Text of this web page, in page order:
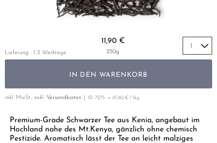
EMPFEHLUNGEN
GELBER TEE
SETS & GIFTS
PHOENIX DANCONG
ZHANGPING SHUI XIAN
JAPAN
THAILAND
EMPFEHLUNGEN
SETS & GIFTS
NACH SORTE
MATE TEE
SELTENE INCENCES
Premium-Grade Schwarzer Tee aus Kenia, angebaut im
Hochland nahe des Mt.Kenya, gänzlich ohne chemisch
Pestizide. Aromatisch lässt der Tee an leicht malziges
11,90 €
250g
IN DEN WARENKORB
Lieferung : 1-2 Werktage
inkl. MwSt., exkl. Versandkosten ID 7275 47,60 € / 1kg